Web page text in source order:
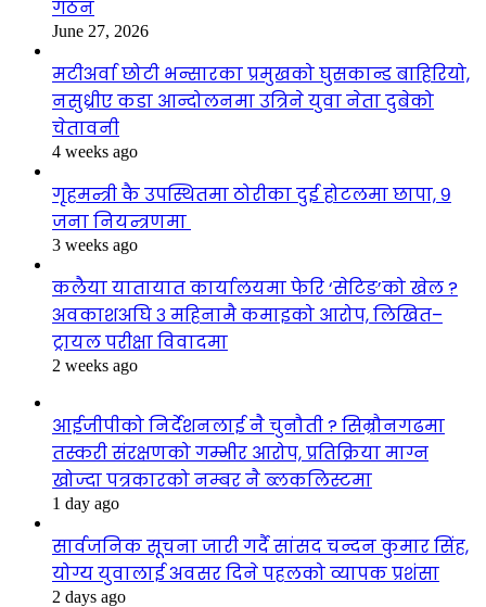
गठन
June 27, 2026
मटीअर्वा छोटी भन्सारका प्रमुखको घुसकान्ड बाहिरियो,
नसुध्रीए कडा आन्दोलनमा उत्रिने युवा नेता दुबेको
चेतावनी
4 weeks ago
गृहमन्त्री कै उपस्थितमा ठोरीका दुई होटलमा छापा, ९
जना नियन्त्रणमा
3 weeks ago
कलैया यातायात कार्यालयमा फेरि ‘सेटिङ’को खेल ?
अवकाशअघि ३ महिनामै कमाइको आरोप, लिखित–
ट्रायल परीक्षा विवादमा
2 weeks ago
आईजीपीको निर्देशनलाई नै चुनौती ? सिम्रौनगढमा
तस्करी संरक्षणको गम्भीर आरोप, प्रतिक्रिया माग्न
खोज्दा पत्रकारको नम्बर नै ब्लकलिस्टमा
1 day ago
सार्वजनिक सूचना जारी गर्दै सांसद चन्दन कुमार सिंह,
योग्य युवालाई अवसर दिने पहलको व्यापक प्रशंसा
2 days ago